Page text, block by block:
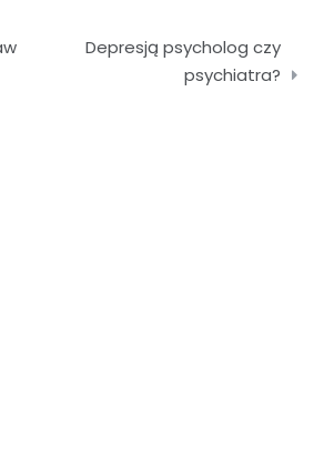
Depresją psycholog czy
psychiatra?